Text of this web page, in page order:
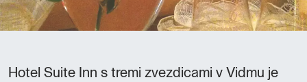
Hotel Suite Inn s tremi zvezdicami v Vidmu je